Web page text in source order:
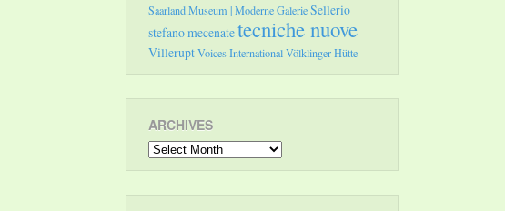
Saarland.Museum | Moderne GalerieSellerio
stefano mecenatetecniche nuove
VilleruptVoices InternationalVölklinger Hütte
ARCHIVES
Archives